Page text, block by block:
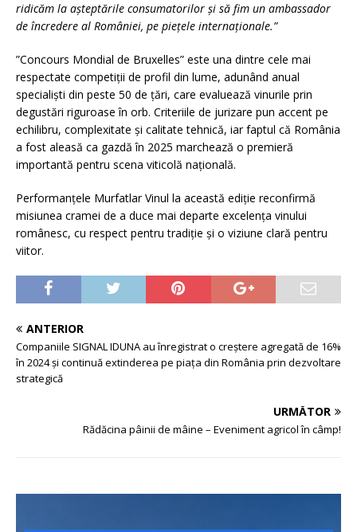
ridicăm la așteptările consumatorilor și să fim un ambassador
de încredere al României, pe piețele internaționale.”
”Concours Mondial de Bruxelles” este una dintre cele mai
respectate competiții de profil din lume, adunând anual
specialiști din peste 50 de țări, care evaluează vinurile prin
degustări riguroase în orb. Criteriile de jurizare pun accent pe
echilibru, complexitate și calitate tehnică, iar faptul că România
a fost aleasă ca gazdă în 2025 marchează o premieră
importantă pentru scena viticolă națională.
Performanțele Murfatlar Vinul la această ediție reconfirmă
misiunea cramei de a duce mai departe excelența vinului
românesc, cu respect pentru tradiție și o viziune clară pentru
viitor.
ANTERIOR
Companiile SIGNAL IDUNA au înregistrat o creștere agregată de 16%
în 2024 și continuă extinderea pe piața din România prin dezvoltare
strategică
URMĂTOR
Rădăcina pâinii de mâine – Eveniment agricol în câmp!